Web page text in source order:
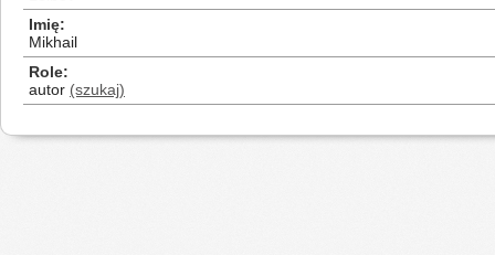
Imię
Mikhail
Role
autor (szukaj)